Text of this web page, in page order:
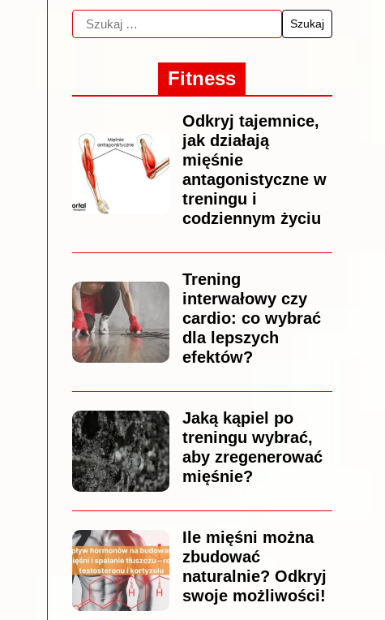
Fitness
Odkryj tajemnice,
jak działają
mięśnie
antagonistyczne w
treningu i
codziennym życiu
Trening
interwałowy czy
cardio: co wybrać
dla lepszych
efektów?
Jaką kąpiel po
treningu wybrać,
aby zregenerować
mięśnie?
Ile mięśni można
zbudować
naturalnie? Odkryj
swoje możliwości!